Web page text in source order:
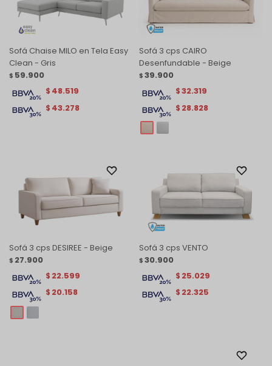
Sofá Chaise MILO en Tela Easy
Clean - Gris
$ 59.900
$ 43.278
$ 48.519
Sofá 3 cps CAIRO
Desenfundable - Beige
$ 39.900
$ 28.828
$32.319
Sofá 3 cps DESIREE - Beige
$ 27.900
$ 20.158
$ 22.599
Sofá 3 cps VENTO
$ 30.900
$ 22.325
$ 25.029